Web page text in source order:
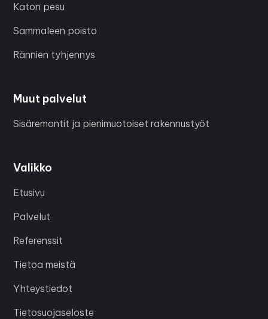
Katon pesu
Sammaleen poisto
Rännien tyhjennys
Muut palvelut
Sisäremontit ja pienimuotoiset rakennustyöt
Valikko
Etusivu
Palvelut
Referenssit
Tietoa meistä
Yhteystiedot
Tietosuojaseloste